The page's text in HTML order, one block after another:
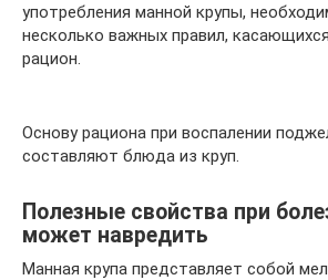
употребления манной крупы,
несколько важных правил,
рацион.
Основу рациона при воспалении
составляют блюда из круп.
Полезные свойства при
может навредить
Манная крупа представляет собой